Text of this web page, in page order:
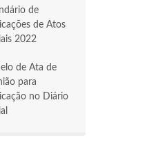
de
de Atos
2022
de Ata de
para
no Diário